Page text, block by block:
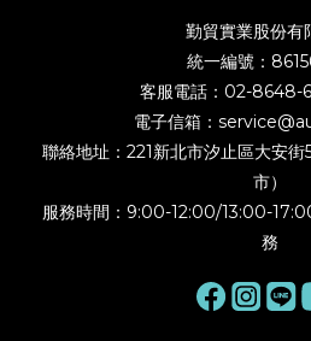
勤貿實業股份有
統一編號：
客服電話：02-
電子信箱：
聯絡地址：221新北市汐止區大安
市）
服務時間：9:00-12:00/13:00-
務